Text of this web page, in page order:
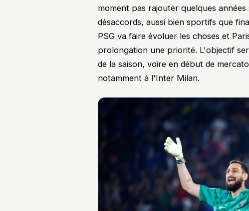
moment pas rajouter quelques
désaccords, aussi bien sportifs que
PSG va faire évoluer les choses et
prolongation une priorité. L'objectif
de la saison, voire en début de
notamment à l'Inter Milan.